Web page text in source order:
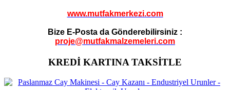
www.mutfakmerkezi.com
Bize E-Posta da Gönderebilirsiniz :
proje@mutfakmalzemeleri.com
KREDİ KARTINA TAKSİTLE